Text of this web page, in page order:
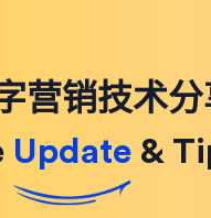
营销技术分
Update &